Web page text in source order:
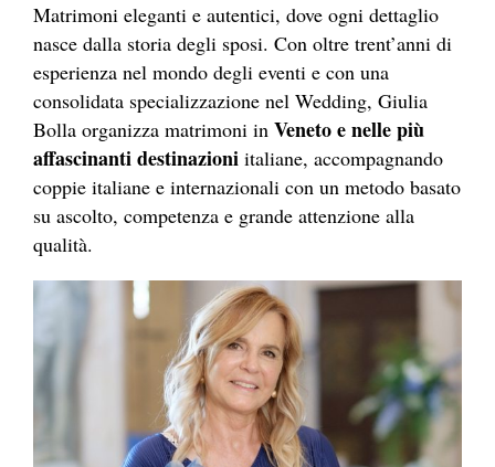
Matrimoni eleganti e autentici, dove ogni dettaglio
nasce dalla storia degli sposi. Con oltre trent’anni di
esperienza nel mondo degli eventi e con una
consolidata specializzazione nel Wedding, Giulia
Bolla organizza matrimoni in Veneto e nelle più
affascinanti destinazioni italiane, accompagnando
coppie italiane e internazionali con un metodo basato
su ascolto, competenza e grande attenzione alla
qualità.